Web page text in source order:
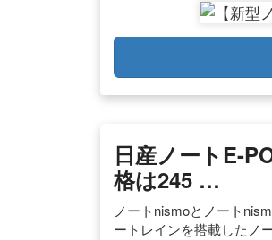
日産ノートe-
格は245 …
ノートnismoとノート
ートレインを搭載したノ